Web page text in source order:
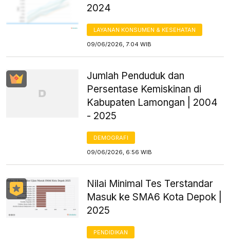
2024
LAYANAN KONSUMEN & KESEHATAN
09/06/2026, 7:04 WIB
Jumlah Penduduk dan
Persentase Kemiskinan di
Kabupaten Lamongan | 2004
- 2025
DEMOGRAFI
09/06/2026, 6:56 WIB
Nilai Minimal Tes Terstandar
Masuk ke SMA6 Kota Depok |
2025
PENDIDIKAN